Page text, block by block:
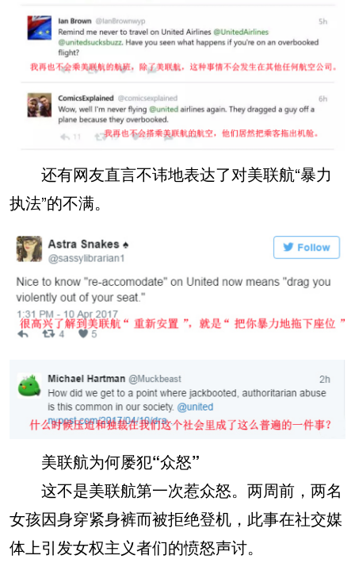
还有网友直言不讳地表达了对美联航“暴力
执法”的不满。
美联航为何屡犯“众怒”
这不是美联航第一次惹众怒。两周前，两名
女孩因身穿紧身裤而被拒绝登机，此事在社交媒
体上引发女权主义者们的愤怒声讨。